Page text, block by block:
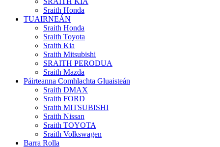
Sraith Honda
TUAIRNEÁN
Sraith Honda
Sraith Toyota
Sraith Kia
Sraith Mitsubishi
SRAITH PERODUA
Sraith Mazda
Páirteanna Comhlachta Gluaisteán
Sraith DMAX
Sraith FORD
Sraith MITSUBISHI
Sraith Nissan
Sraith TOYOTA
Sraith Volkswagen
Barra Rolla